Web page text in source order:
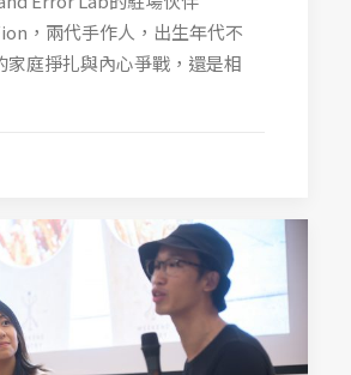
，兩代手作人，出生年代不
家庭掙扎與內心爭戰，還是相